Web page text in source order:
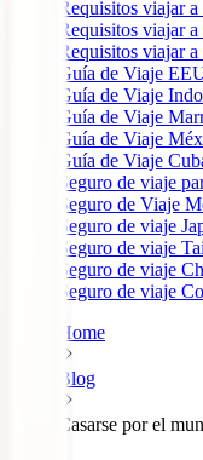
Requisitos viajar
Requisitos viajar
Requisitos viajar
Guía de Viaje
Guía de Viaje
Guía de Viaje
Guía de Viaje
Guía de Viaje
Seguro de viaje
Seguro de Viaje
Seguro de viaje
Seguro de viaje
Seguro de viaje
Seguro de viaje
Home
Blog
Casarse por el